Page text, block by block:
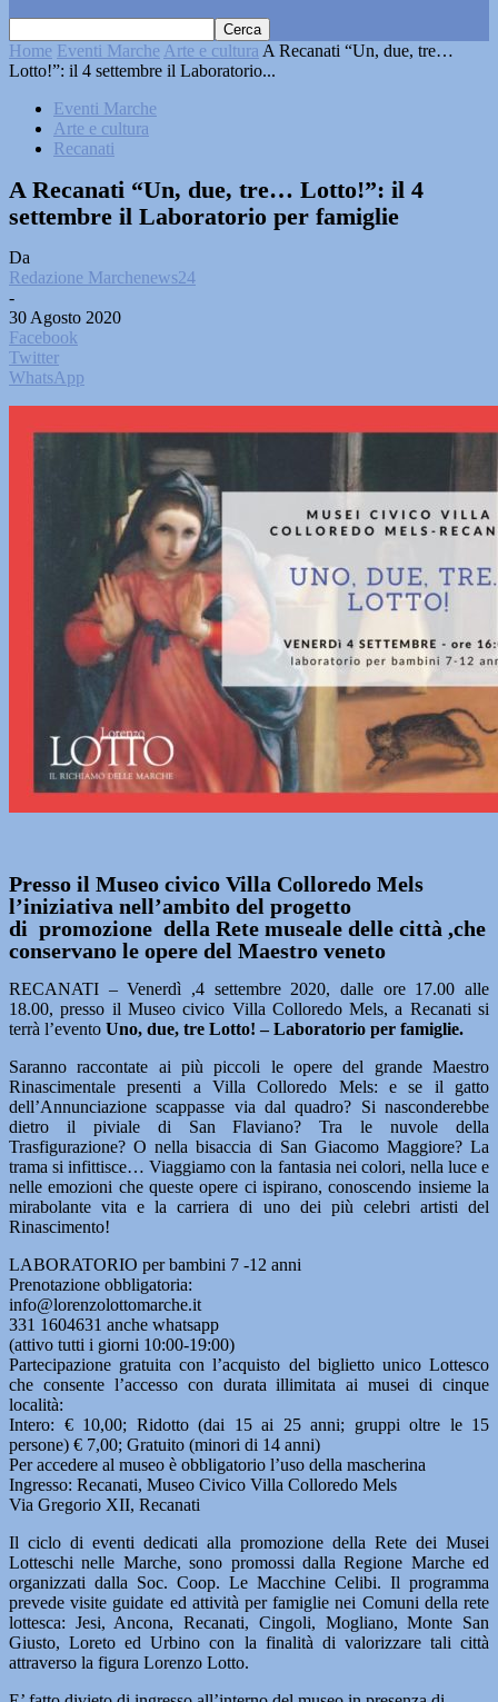
Home Eventi Marche Arte e cultura A Recanati “Un, due, tre…
Lotto!”: il 4 settembre il Laboratorio...
Eventi Marche
Arte e cultura
Recanati
A Recanati “Un, due, tre… Lotto!”: il 4
settembre il Laboratorio per famiglie
Da
Redazione Marchenews24
-
30 Agosto 2020
Facebook
Twitter
WhatsApp
Presso il Museo civico Villa Colloredo Mels
l’iniziativa nell’ambito del progetto
di promozione della Rete museale delle città ,che
conservano le opere del Maestro veneto
RECANATI – Venerdì ,4 settembre 2020, dalle ore 17.00 alle
18.00, presso il Museo civico Villa Colloredo Mels, a Recanati si
terrà l’evento Uno, due, tre Lotto! – Laboratorio per famiglie.
Saranno raccontate ai più piccoli le opere del grande Maestro
Rinascimentale presenti a Villa Colloredo Mels: e se il gatto
dell’Annunciazione scappasse via dal quadro? Si nasconderebbe
dietro il piviale di San Flaviano? Tra le nuvole della
Trasfigurazione? O nella bisaccia di San Giacomo Maggiore? La
trama si infittisce… Viaggiamo con la fantasia nei colori, nella luce e
nelle emozioni che queste opere ci ispirano, conoscendo insieme la
mirabolante vita e la carriera di uno dei più celebri artisti del
Rinascimento!
LABORATORIO per bambini 7 -12 anni
Prenotazione obbligatoria:
info@lorenzolottomarche.it
331 1604631 anche whatsapp
(attivo tutti i giorni 10:00-19:00)
Partecipazione gratuita con l’acquisto del biglietto unico Lottesco
che consente l’accesso con durata illimitata ai musei di cinque
località:
Intero: € 10,00; Ridotto (dai 15 ai 25 anni; gruppi oltre le 15
persone) € 7,00; Gratuito (minori di 14 anni)
Per accedere al museo è obbligatorio l’uso della mascherina
Ingresso: Recanati, Museo Civico Villa Colloredo Mels
Via Gregorio XII, Recanati
Il ciclo di eventi dedicati alla promozione della Rete dei Musei
Lotteschi nelle Marche, sono promossi dalla Regione Marche ed
organizzati dalla Soc. Coop. Le Macchine Celibi. Il programma
prevede visite guidate ed attività per famiglie nei Comuni della rete
lottesca: Jesi, Ancona, Recanati, Cingoli, Mogliano, Monte San
Giusto, Loreto ed Urbino con la finalità di valorizzare tali città
attraverso la figura Lorenzo Lotto.